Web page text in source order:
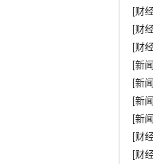
[财
[财
[财
[新
[新
[新
[新
[财
[财